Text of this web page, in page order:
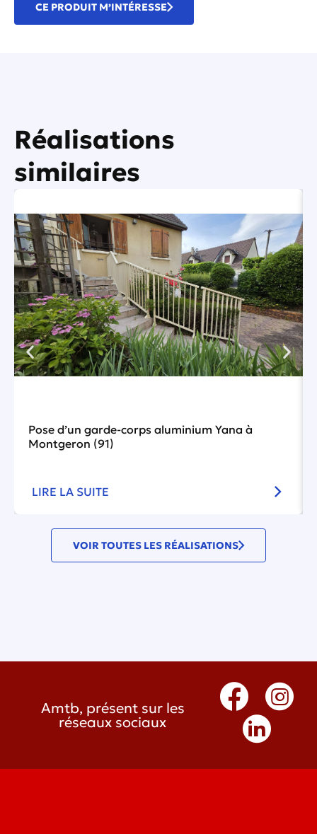
CE PRODUIT M’INTÉRESSE
Réalisations
similaires
Pose d’un garde-corps aluminium Yana à
Montgeron (91)
LIRE LA SUITE
VOIR TOUTES LES RÉALISATIONS
Amtb, présent sur les
réseaux sociaux